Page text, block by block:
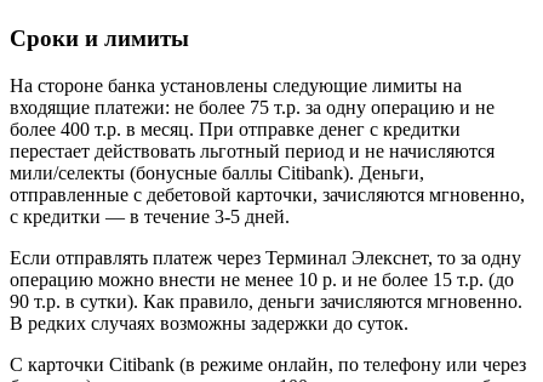
Сроки и лимиты
На стороне банка установлены следующие лимиты на
входящие платежи: не более 75 т.р. за одну операцию и не
более 400 т.р. в месяц. При отправке денег с кредитки
перестает действовать льготный период и не начисляются
мили/селекты (бонусные баллы Citibank). Деньги,
отправленные с дебетовой карточки, зачисляются мгновенно,
с кредитки — в течение 3-5 дней.
Если отправлять платеж через Терминал Элекснет, то за одну
операцию можно внести не менее 10 р. и не более 15 т.р. (до
90 т.р. в сутки). Как правило, деньги зачисляются мгновенно.
В редких случаях возможны задержки до суток.
С карточки Citibank (в режиме онлайн, по телефону или через